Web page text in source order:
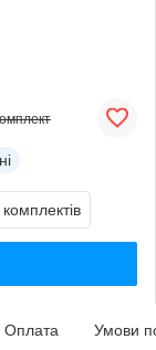
комплектів
Оплата Умови